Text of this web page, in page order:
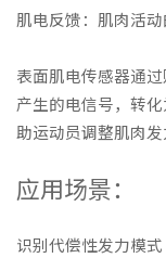
肌电反馈：肌肉活
表面肌电传感器通
产生的电信号，转
助运动员调整肌肉发
应用场景：
识别代偿性发力模